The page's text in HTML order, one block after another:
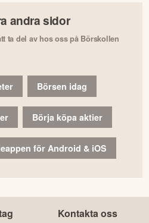
andra sidor
ta del av hos oss på Börskollen
Börsen idag
Börja köpa aktier
för Android & iOS
Kontakta oss